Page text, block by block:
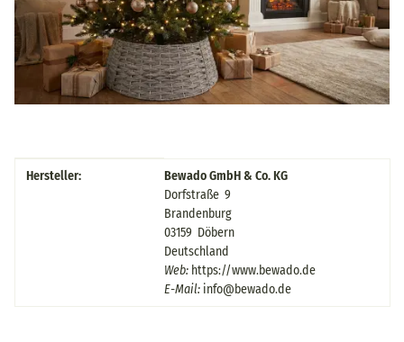
Produkteigenschaft
Wert
Hersteller:
Bewado GmbH & Co. KG
Dorfstraße 9
Brandenburg
03159 Döbern
Deutschland
Web: https://www.bewado.de
E-Mail: info@bewado.de